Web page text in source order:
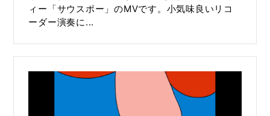
ィー「サウスポー」のMVです。小気味良いリコ
ーダー演奏に...